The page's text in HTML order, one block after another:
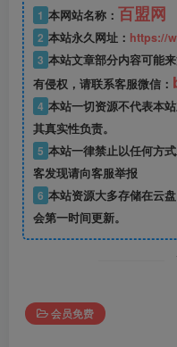
1 本网站名称： 百盟网
2 本站永久网址： https://
3 本站文章部分内容可能
有侵权，请联系客服微信：
4 本站一切资源不代表本
其真实性负责。
5 本站一律禁止以任何方
客发现请向客服举报
6 本站资源大多存储在云
会第一时间更新。
会员免费